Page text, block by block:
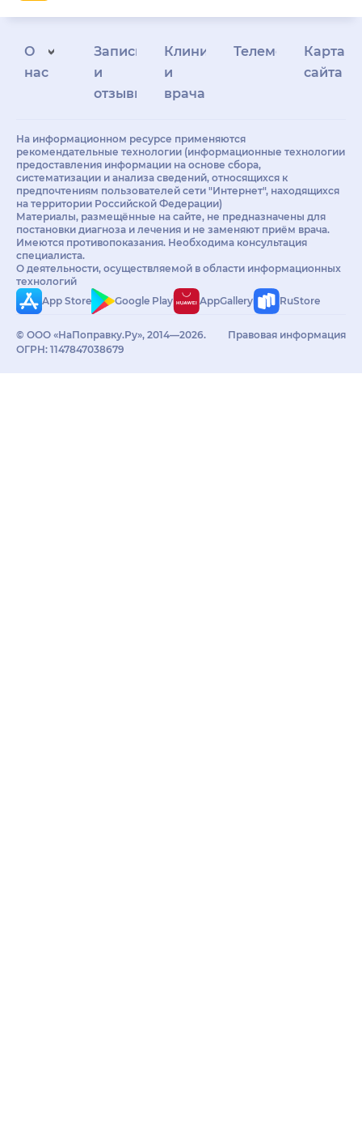
О
нас
Запись
и
отзывы
Клиникам
и
врачам
Телемедицина
Карта
сайта
На информационном ресурсе применяются
рекомендательные технологии (информационные технологии
предоставления информации на основе сбора,
систематизации и анализа сведений, относящихся к
предпочтениям пользователей сети "Интернет", находящихся
на территории Российской Федерации)
Материалы, размещённые на сайте, не предназначены для
постановки диагноза и лечения и не заменяют приём врача.
Имеются противопоказания. Необходима консультация
специалиста.
О деятельности, осуществляемой в области информационных
технологий
App Store
Google Play AppGallery RuStore
© ООО «НаПоправку.Ру», 2014—2026.
ОГРН: 1147847038679
Правовая информация